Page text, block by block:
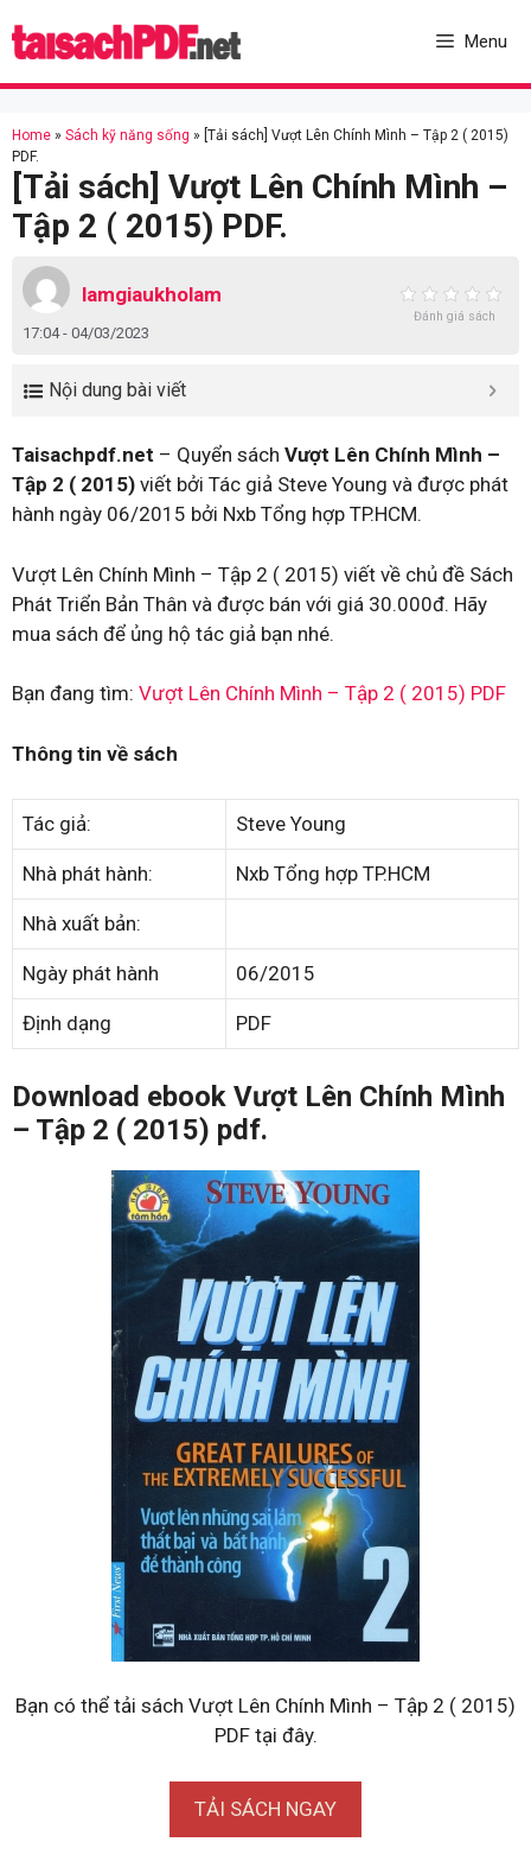
to
Menu
Home » Sách kỹ năng sống » [Tải sách] Vượt Lên Chính Mình – Tập 2 ( 2015)
PDF.
[Tải sách] Vượt Lên Chính Mình –
Tập 2 ( 2015) PDF.
lamgiaukholam
17:04 - 04/03/2023
Đánh giá sách
Nội dung bài viết
Taisachpdf.net – Quyển sách Vượt Lên Chính Mình –
Tập 2 ( 2015) viết bởi Tác giả Steve Young và được phát
hành ngày 06/2015 bởi Nxb Tổng hợp TP.HCM.
Vượt Lên Chính Mình – Tập 2 ( 2015) viết về chủ đề Sách
Phát Triển Bản Thân và được bán với giá 30.000đ. Hãy
mua sách để ủng hộ tác giả bạn nhé.
Bạn đang tìm: Vượt Lên Chính Mình – Tập 2 ( 2015) PDF
Thông tin về sách
Tác giả: Steve Young
Nhà phát hành: Nxb Tổng hợp TP.HCM
Nhà xuất bản:
Ngày phát hành 06/2015
Định dạng PDF
Download ebook Vượt Lên Chính Mình
– Tập 2 ( 2015) pdf.
Bạn có thể tải sách Vượt Lên Chính Mình – Tập 2 ( 2015)
PDF tại đây.
TẢI SÁCH NGAY